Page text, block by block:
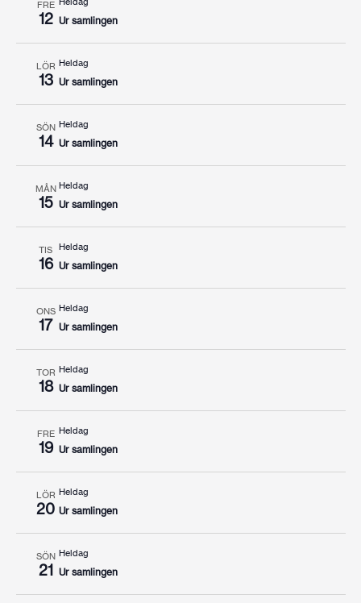
FRE
12 Ur samlingen
LÖR
13
Heldag
Ur samlingen
SÖN
14
Heldag
Ur samlingen
MÅN
15
Heldag
Ur samlingen
TIS
16
Heldag
Ur samlingen
ONS
17
Heldag
Ur samlingen
TOR
18
Heldag
Ur samlingen
FRE
19
Heldag
Ur samlingen
LÖR
20
Heldag
Ur samlingen
SÖN
21
Heldag
Ur samlingen